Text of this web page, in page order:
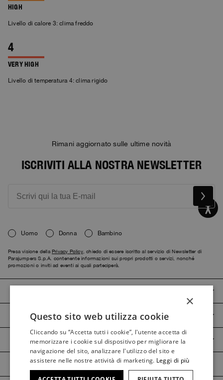
HIGH
Livello di calore 3: clima freddo
VERY HIGH
Livello di temperatura 4: clima rigido
Rimani aggiornato sulle ultime novità
ISCRIVITI ALLA NOSTRA NEWSLETTER
Uomo Donna Bambino
Presa visione della Privacy Policy, chiedo di essere iscritto al servizio di Newsletter di
Parajumpers S.p.A. contenente informazioni sui propri prodotti o servizi, nonché
promozioni o inviti ad eventi ai quali parteciperà.
SERVIZIO CLIENTI
GUIDA PRODOTTI
ITALIAN
×
Questo sito web utilizza cookie
Cliccando su “Accetta tutti i cookie”, l'utente accetta di
memorizzare i cookie sul dispositivo per migliorare la
navigazione del sito, analizzare l'utilizzo del sito e
assistere nelle nostre attività di marketing. Leggi di più